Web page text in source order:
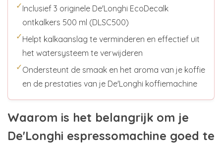
✓Inclusief 3 originele De'Longhi EcoDecalk
ontkalkers 500 ml (DLSC500)
✓Helpt kalkaanslag te verminderen en effectief uit
het watersysteem te verwijderen
✓Ondersteunt de smaak en het aroma van je koffie
en de prestaties van je De'Longhi koffiemachine
Waarom is het belangrijk om je
De'Longhi espressomachine goed te